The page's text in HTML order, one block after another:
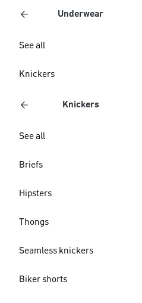
Underwear
See all
Knickers
Knickers
See all
Briefs
Hipsters
Thongs
Seamless knickers
Biker shorts